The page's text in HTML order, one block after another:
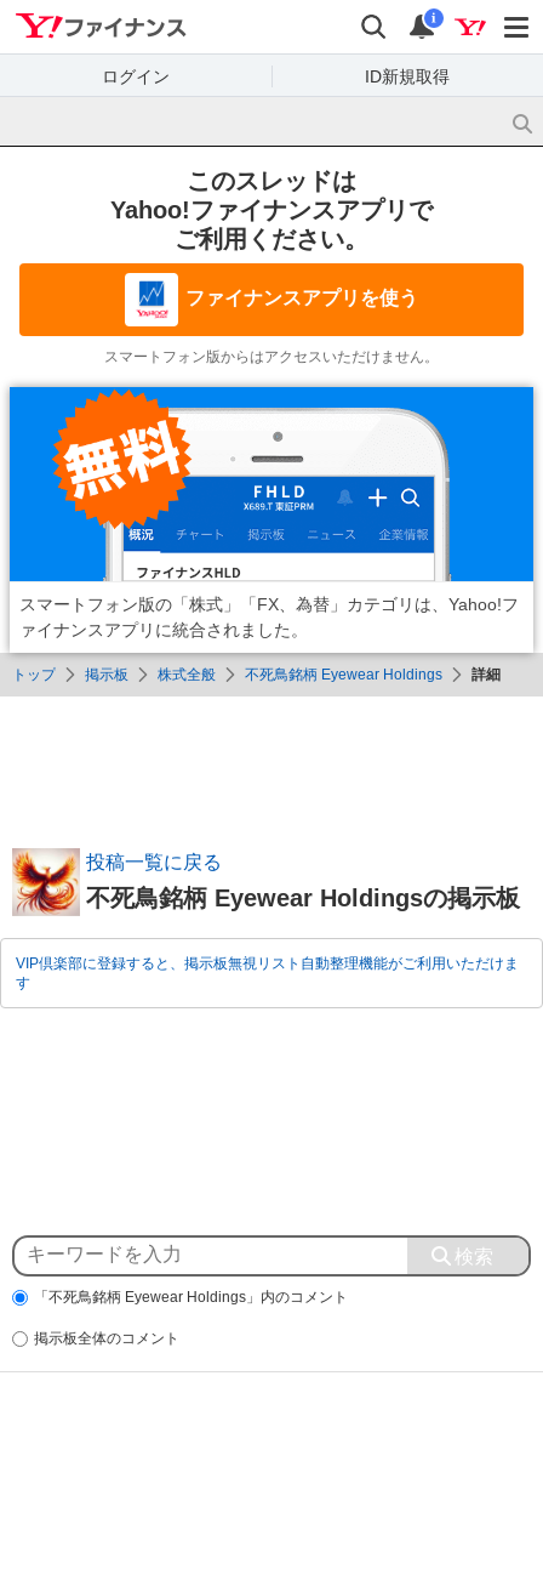
Yahoo!ファイナンス
検索 通知
i
ログイン ID新規取得
トップ 掲示板 株式全般 不死鳥銘柄 Eyewear Holdings 詳細
このスレッドは
Yahoo!ファイナンスアプリで
ご利用ください。
ファイナンスアプリを使う
スマートフォン版からはアクセスいただけません。
スマートフォン版の「株式」「FX、為替」カテゴリは、Yahoo!フ
ァイナンスアプリに統合されました。
投稿一覧に戻る
不死鳥銘柄 Eyewear Holdingsの掲示板
VIP倶楽部に登録すると、掲示板無視リスト自動整理機能がご利用いただけま
す
「不死鳥銘柄 Eyewear Holdings」内のコメント
掲示板全体のコメント